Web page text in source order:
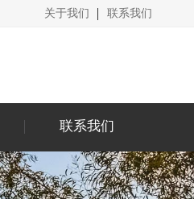
关于我们 联系我们
联系我们